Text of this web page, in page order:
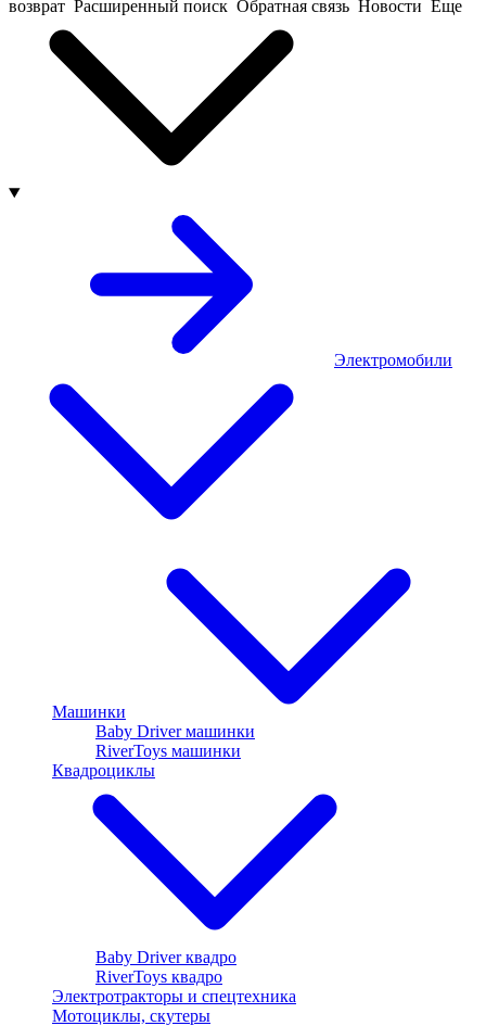
возврат Расширенный поиск Обратная связь Новости Еще
Электромобили
Машинки
Baby Driver машинки
RiverToys машинки
Квадроциклы
Baby Driver квадро
RiverToys квадро
Электротракторы и спецтехника
Мотоциклы, скутеры